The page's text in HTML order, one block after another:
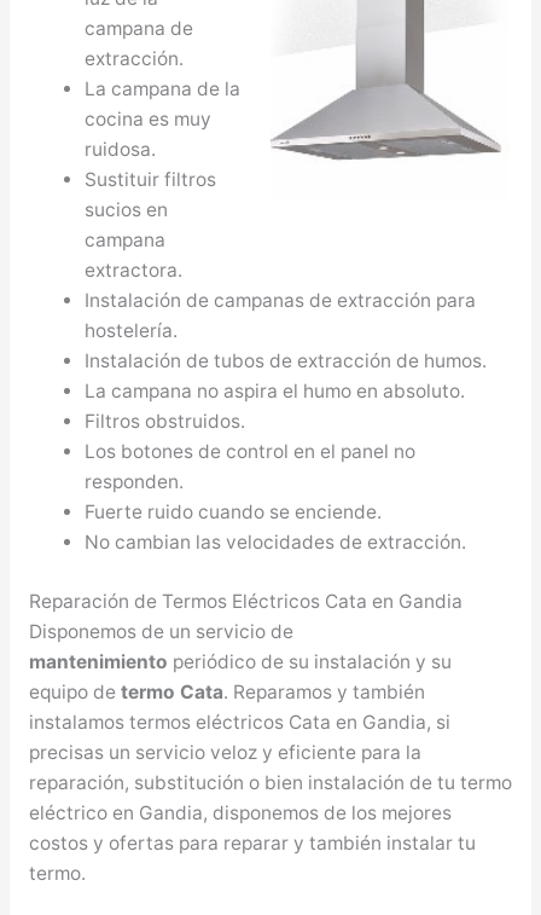
campana de
extracción.
La campana de la
cocina es muy
ruidosa.
Sustituir filtros
sucios en
campana
extractora.
Instalación de campanas de extracción para
hostelería.
Instalación de tubos de extracción de humos.
La campana no aspira el humo en absoluto.
Filtros obstruidos.
Los botones de control en el panel no
responden.
Fuerte ruido cuando se enciende.
No cambian las velocidades de extracción.
Reparación de Termos Eléctricos Cata en Gandia
Disponemos de un servicio de
mantenimiento periódico de su instalación y su
equipo de termo Cata. Reparamos y también
instalamos termos eléctricos Cata en Gandia, si
precisas un servicio veloz y eficiente para la
reparación, substitución o bien instalación de tu termo
eléctrico en Gandia, disponemos de los mejores
costos y ofertas para reparar y también instalar tu
termo.